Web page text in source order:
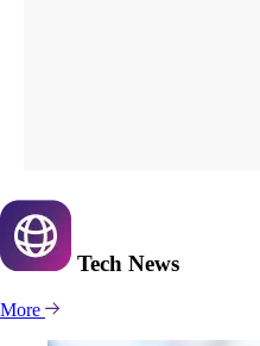
Tech News
More